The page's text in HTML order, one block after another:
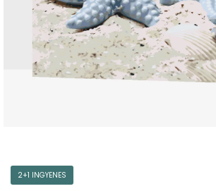
2+1 INGYENES